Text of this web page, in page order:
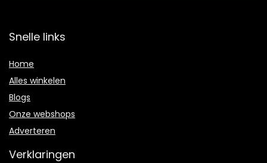
Snelle links
Home
Alles winkelen
Blogs
Onze webshops
Adverteren
Verklaringen